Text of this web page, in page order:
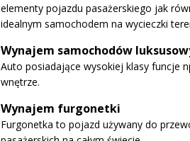
elementy pojazdu pasażerskiego jak
idealnym samochodem na wycieczki
Wynajem samochodów
Auto posiadające wysokiej klasy funcje
wnętrze.
Wynajem furgonetki
Furgonetka to pojazd używany do